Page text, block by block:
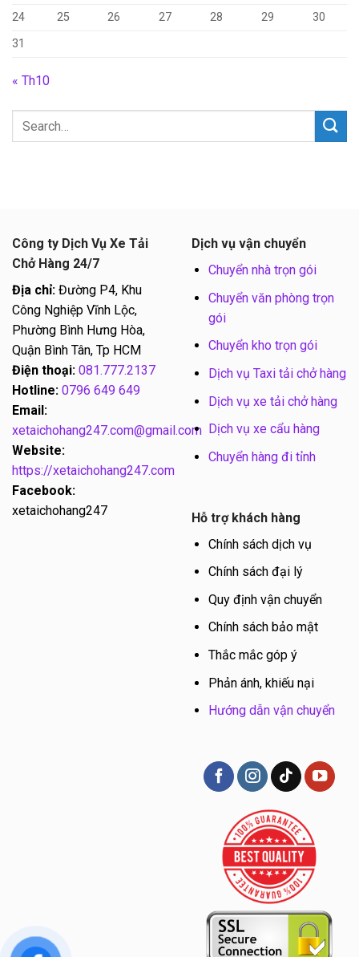
24
25 26 27 28 29
30
31
« Th10
Công ty Dịch Vụ Xe Tải
Chở Hàng 24/7
Địa chỉ: Đường P4, Khu
Công Nghiệp Vĩnh Lộc,
Phường Bình Hưng Hòa,
Quận Bình Tân, Tp HCM
Điện thoại: 081.777.2137
Hotline: 0796 649 649
Email:
xetaichohang247.com@gmail.com
Website:
https://xetaichohang247.com
Facebook:
xetaichohang247
Dịch vụ vận chuyển
Chuyển nhà trọn gói
Chuyển văn phòng trọn
gói
Chuyển kho trọn gói
Dịch vụ Taxi tải chở hàng
Dịch vụ xe tải chở hàng
Dịch vụ xe cẩu hàng
Chuyển hàng đi tỉnh
Hỗ trợ khách hàng
Chính sách dịch vụ
Chính sách đại lý
Quy định vận chuyển
Chính sách bảo mật
Thắc mắc góp ý
Phản ánh, khiếu nại
Hướng dẫn vận chuyển